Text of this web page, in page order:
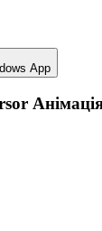
App